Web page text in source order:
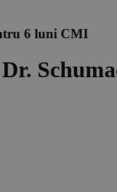
6 luni CMI